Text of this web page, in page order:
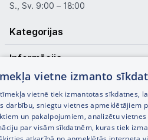
S., Sv. 9:00 – 18:00
Kategorijas
Informācija
Noderīgas saites
vietne izmanto
vietnē tiek izmantotas sīkdatnes,
darbību, sniegtu vietnes apmeklētājiem
un pakalpojumiem, analizētu
par visām sīkdatnēm, kuras tiek